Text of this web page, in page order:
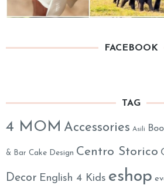
FACEBOOK
TAG
4 MOM Accessories Asili
& Bar Cake Design Centro Storico
Decor English 4 Kids eshop